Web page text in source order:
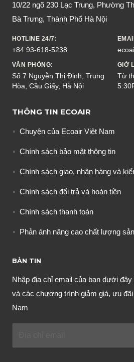
10/22 ngõ 230 Lạc Trung, Phường
Bà Trưng, Thành Phố Hà Nội
HOTLINE 24/7:
+84 93-618-5238
VĂN PHÒNG:
Số 7 Nguyễn Thị Định, Trung
Hòa, Cầu Giấy, Hà Nội
GIỜ
Từ
THÔNG TIN ECOAIR
Chuyện của Ecoair Việt Nam
Chính sách bảo mật thông tin
Chính sách giao, nhận hàng và
Chính sách đổi trả và hoàn tiền
Chính sách thanh toán
Phản ánh nâng cao chất lượng
BẢN TIN
Nhập địa chỉ email của bạn dưới
và các chương trình giảm giá, ưu
Nam